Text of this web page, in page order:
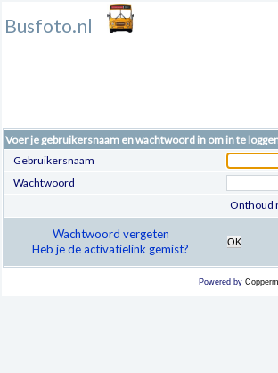
Busfoto.nl
Voer je gebruikersnaam en wachtwoord in om in te
Gebruikersnaam
Wachtwoord
Onthoud
Wachtwoord vergeten
Heb je de activatielink gemist?
OK
Powered by